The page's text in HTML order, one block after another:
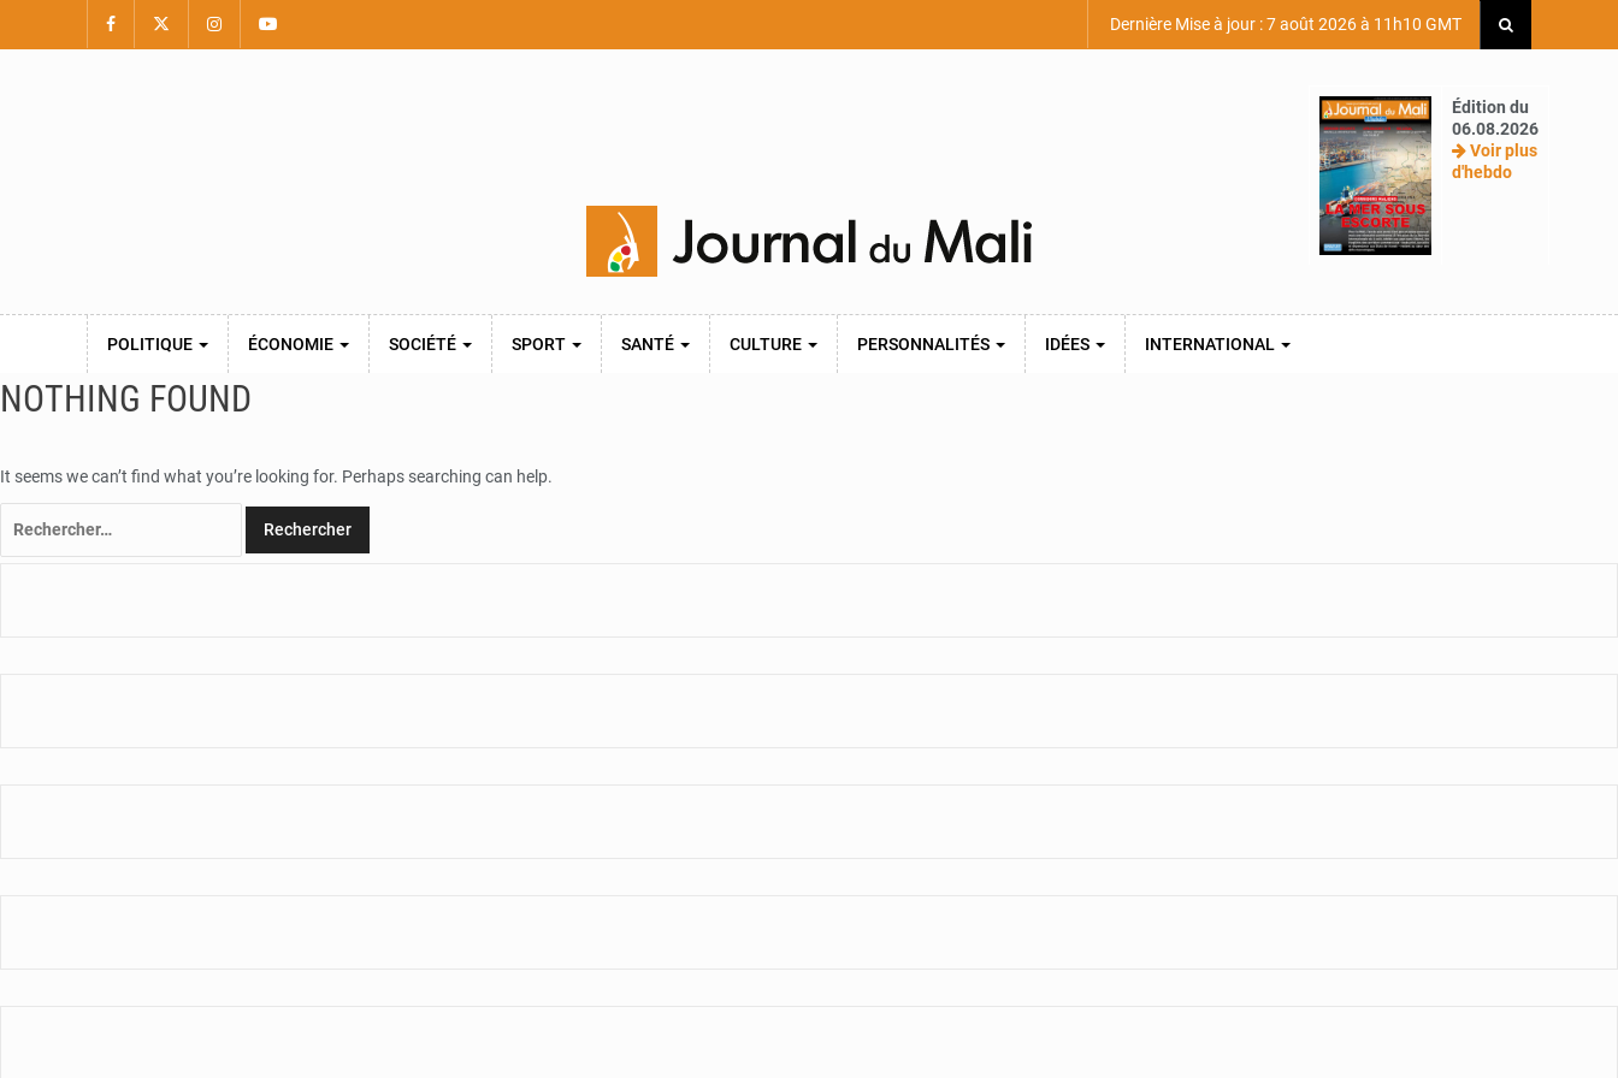
Dernière Mise à jour : 7 août 2026 à 11h10 GMT
Édition du
06.08.2026
Voir plus
d'hebdo
POLITIQUE ÉCONOMIE SOCIÉTÉ SPORT SANTÉ CULTURE PERSONNALITÉS IDÉES INTERNATIONAL
NOTHING FOUND
It seems we can’t find what you’re looking for. Perhaps searching can help.